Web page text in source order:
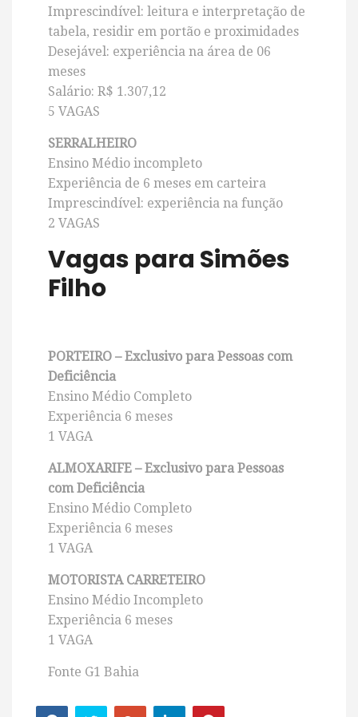
Imprescindível: leitura e interpretação de
tabela, residir em portão e proximidades
Desejável: experiência na área de 06
meses
Salário: R$ 1.307,12
5 VAGAS
SERRALHEIRO
Ensino Médio incompleto
Experiência de 6 meses em carteira
Imprescindível: experiência na função
2 VAGAS
Vagas para Simões
Filho
PORTEIRO – Exclusivo para Pessoas com
Deficiência
Ensino Médio Completo
Experiência 6 meses
1 VAGA
ALMOXARIFE – Exclusivo para Pessoas
com Deficiência
Ensino Médio Completo
Experiência 6 meses
1 VAGA
MOTORISTA CARRETEIRO
Ensino Médio Incompleto
Experiência 6 meses
1 VAGA
Fonte G1 Bahia